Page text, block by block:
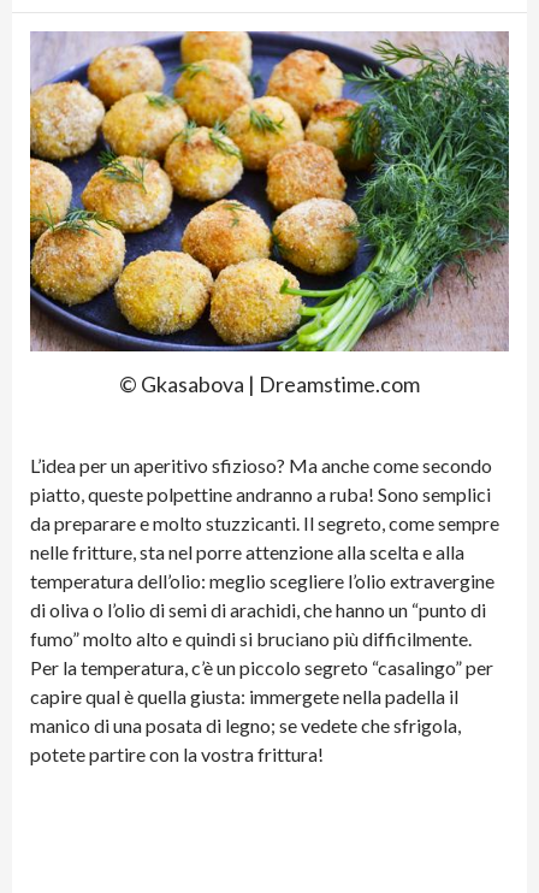
© Gkasabova | Dreamstime.com
L’idea per un aperitivo sfizioso? Ma anche come secondo
piatto, queste polpettine andranno a ruba! Sono semplici
da preparare e molto stuzzicanti. Il segreto, come sempre
nelle fritture, sta nel porre attenzione alla scelta e alla
temperatura dell’olio: meglio scegliere l’olio extravergine
di oliva o l’olio di semi di arachidi, che hanno un “punto di
fumo” molto alto e quindi si bruciano più difficilmente.
Per la temperatura, c’è un piccolo segreto “casalingo” per
capire qual è quella giusta: immergete nella padella il
manico di una posata di legno; se vedete che sfrigola,
potete partire con la vostra frittura!